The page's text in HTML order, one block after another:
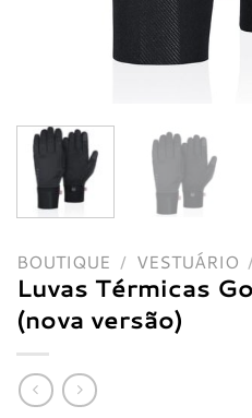
BOUTIQUE / VESTUÁRIO
Luvas Térmicas
(nova versão)